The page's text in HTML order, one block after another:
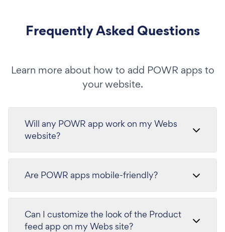
Frequently Asked Questions
Learn more about how to add POWR apps to
your website.
Will any POWR app work on my Webs
website?
Are POWR apps mobile-friendly?
Can I customize the look of the Product
feed app on my Webs site?